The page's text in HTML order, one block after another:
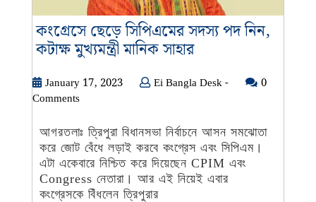
কংগ্রেসে ছেড়ে সিপিএমের সদস্য পদ নিন,
কটাক্ষ মুখ্যমন্ত্রী মানিক সাহারকংগ্রেসে
সিপিএমের
পদ
নিন,
কটাক্ষ
মুখ্যমন্ত্রী
January 17, 2023JanuaryEi Bangla Desk -Ei
-
0
Comments
আগরতলাঃ ত্রিপুরা বিধানসভা নির্বাচনে আসন সমঝোতা
করে জোট বেঁধে লড়াই করবে কংগ্রেস এবং সিপিএম।
এটা একেবারে নিশ্চিত করে দিয়েছেন CPIM এবং
Congress নেতারা। আর এই নিয়েই এবার
কংগ্রেসকে বিঁধলেন ত্রিপুরার